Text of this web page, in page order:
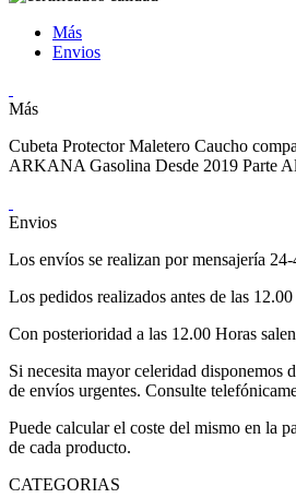
Más
Envios
Más
Cubeta Protector Maletero Caucho
ARKANA Gasolina Desde 2019 Parte
Envios
Los envíos se realizan por mensajería 24-
Los pedidos realizados antes de las
Con posterioridad a las 12.00 Horas
Si necesita mayor celeridad disponemos
de envíos urgentes. Consulte
Puede calcular el coste del mismo en la
de cada producto.
CATEGORIAS